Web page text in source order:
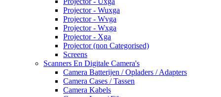
Projector - Wuxga
Projector - Wvga
Projector - Wxga
Projector - Xga
Projector (non Categorised)
Screens
Scanners En Digitale Camera's
Camera Batterijen / Opladers / Adapters
Camera Cases / Tassen
Camera Kabels